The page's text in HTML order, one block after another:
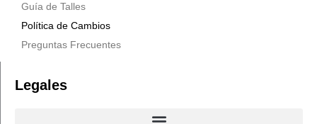
Guía de Talles
Política de Cambios
Preguntas Frecuentes
Legales